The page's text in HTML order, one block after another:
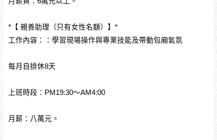
*【 親善助理（只有女性名額）】*
工作內容：：學習現場操作與專業技能及帶動包廂氣氛
每月自排休8天
上班時段：PM19:30～AM4:00
月薪：八萬元。